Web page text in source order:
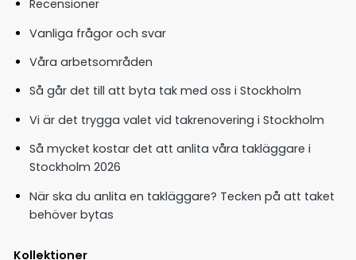
Recensioner
Vanliga frågor och svar
Våra arbetsområden
Så går det till att byta tak med oss i Stockholm
Vi är det trygga valet vid takrenovering i Stockholm
Så mycket kostar det att anlita våra takläggare i
Stockholm 2026
När ska du anlita en takläggare? Tecken på att taket
behöver bytas
Kollektioner